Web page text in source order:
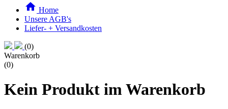
 Home
Unsere AGB's
Liefer- + Versandkosten
(0)
Warenkorb
(0)
Kein Produkt im Warenkorb